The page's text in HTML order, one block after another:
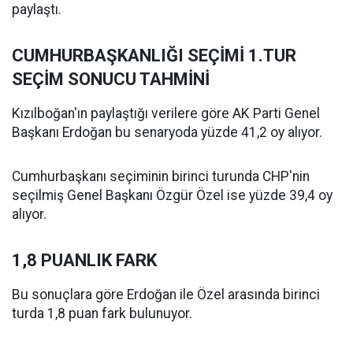
paylaştı.
CUMHURBAŞKANLIĞI SEÇİMİ 1.TUR
SEÇİM SONUCU TAHMİNİ
Kızılboğan'ın paylaştığı verilere göre AK Parti Genel
Başkanı Erdoğan bu senaryoda yüzde 41,2 oy alıyor.
Cumhurbaşkanı seçiminin birinci turunda CHP'nin
seçilmiş Genel Başkanı Özgür Özel ise yüzde 39,4 oy
alıyor.
1,8 PUANLIK FARK
Bu sonuçlara göre Erdoğan ile Özel arasında birinci
turda 1,8 puan fark bulunuyor.